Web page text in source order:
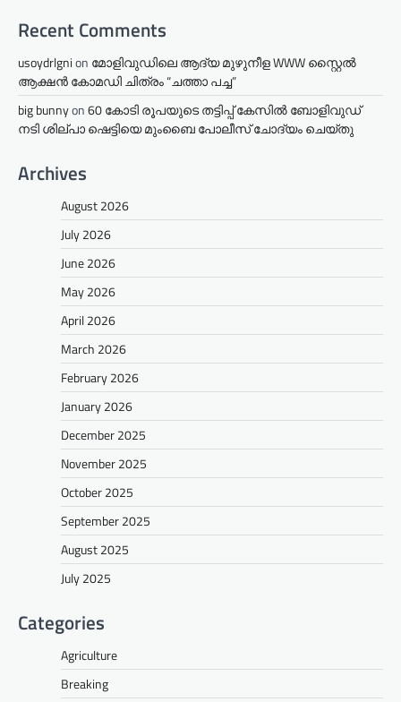
Recent Comments
usoydrlgnion മോളിവുഡിലെ ആദ്യ മുഴുനീള WWW സ്റ്റൈൽ
ആക്ഷൻ കോമഡി ചിത്രം “ചത്താ പച്ച”
big bunnyon60 കോടി രൂപയുടെ തട്ടിപ്പ് കേസിൽ ബോളിവുഡ്
നടി ശില്പാ ഷെട്ടിയെ മുംബൈ പോലീസ് ചോദ്യം ചെയ്തു
Archives
August 2026
July 2026
June 2026
May 2026
April 2026
March 2026
February 2026
January 2026
December 2025
November 2025
October 2025
September 2025
August 2025
July 2025
Categories
Agriculture
Breaking